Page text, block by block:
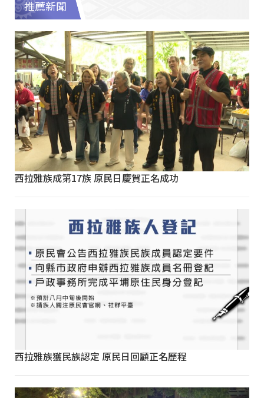
推薦新聞
西拉雅族成第17族 原民日慶賀正名成功
西拉雅族獲民族認定 原民日回顧正名歷程